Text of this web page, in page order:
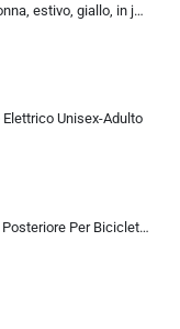
Completo da ciclismo da donna, estivo, giallo, in jersey, taglia XS-3XL
Unisex-Adulto
OLIGHT SEEMEE 30C Luce Posteriore Per Bicicletta LED 30 LUMEN Torcia Bici Rossa 5 Modalità Impermeabile IPX6 TYPE-C Fanale Po